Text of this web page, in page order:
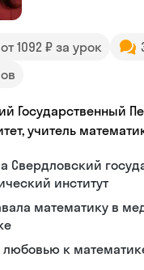
от 1092 ₽ за урок
Государственный
учитель
Свердловский
институт
математику в
любовью к